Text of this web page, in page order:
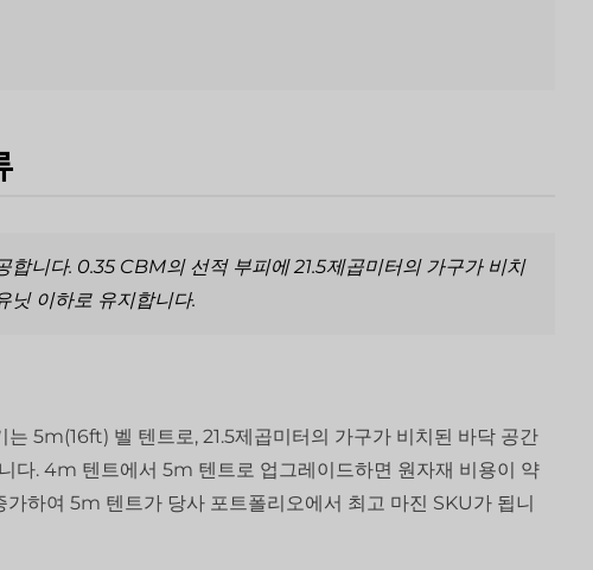
니다. 0.35 CBM의 선적 부피에 21.5제곱미터의 가구가 비치
닛 이하로 유지합니다.
5m(16ft) 벨 텐트로, 21.5제곱미터의 가구가 비치된 바닥 공간
다. 4m 텐트에서 5m 텐트로 업그레이드하면 원자재 비용이 약
하여 5m 텐트가 당사 포트폴리오에서 최고 마진 SKU가 됩니